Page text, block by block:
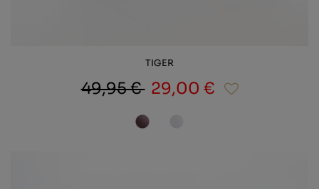
TIGER
49,95 € 29,00 €